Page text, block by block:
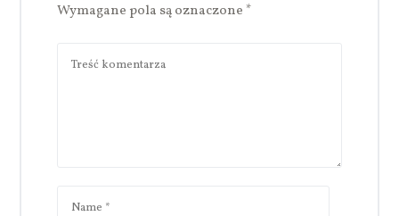
Wymagane pola są oznaczone *